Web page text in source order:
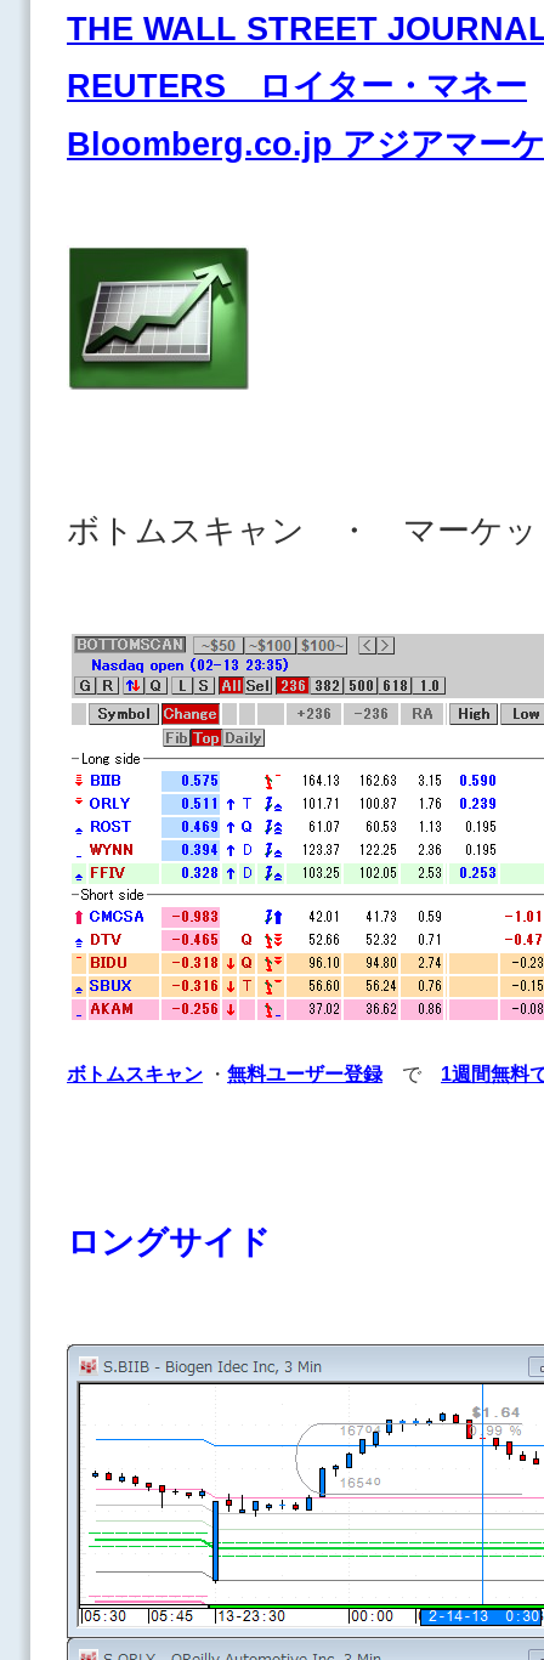
THE WALL STREET
REUTERS ロイター・マネー
Bloomberg.co.jp アジアマー
ボトムスキャン ・ マーケッ
ボトムスキャン ・ 無料ユーザー登録で 1週間無料
ロングサイド